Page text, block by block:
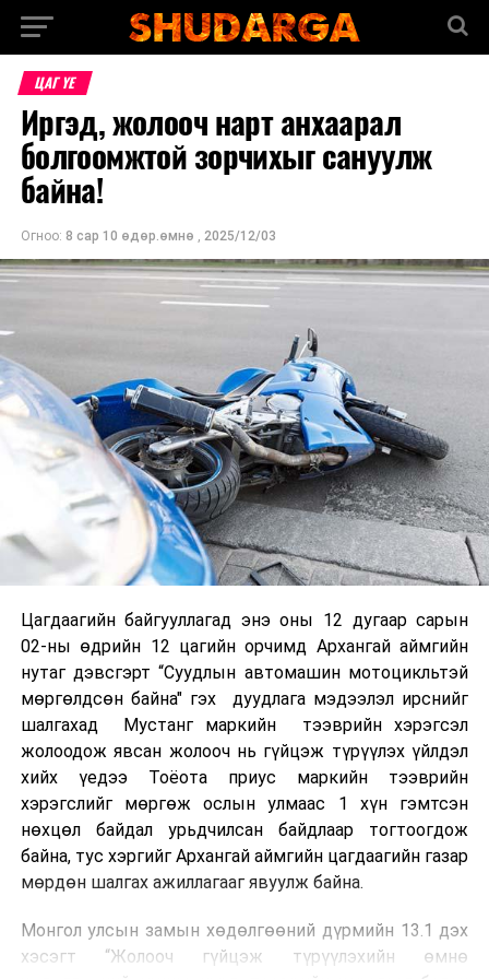
ЦАГ ҮЕ
Иргэд, жолооч нарт анхаарал
болгоомжтой зорчихыг сануулж
байна!
Огноо: 8 сар 10 өдөр.өмнө , 2025/12/03
Цагдаагийн байгууллагад энэ оны 12 дугаар сарын
02-ны өдрийн 12 цагийн орчимд Архангай аймгийн
нутаг дэвсгэрт “Суудлын автомашин мотоцикльтэй
мөргөлдсөн байна" гэх дуудлага мэдээлэл ирснийг
шалгахад Мустанг маркийн тээврийн хэрэгсэл
жолоодож явсан жолооч нь гүйцэж түрүүлэх үйлдэл
хийх үедээ Тоёота приус маркийн тээврийн
хэрэгслийг мөргөж ослын улмаас 1 хүн гэмтсэн
нөхцөл байдал урьдчилсан байдлаар тогтоогдож
байна, тус хэргийг Архангай аймгийн цагдаагийн газар
мөрдөн шалгах ажиллагааг явуулж байна.
Монгол улсын замын хөдөлгөөний дүрмийн 13.1 дэх
хэсэгт “Жолооч гүйцэж түрүүлэхийн өмнө